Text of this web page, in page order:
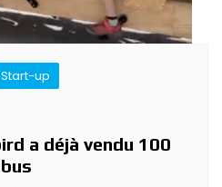
Start-up
a déjà vendu 100